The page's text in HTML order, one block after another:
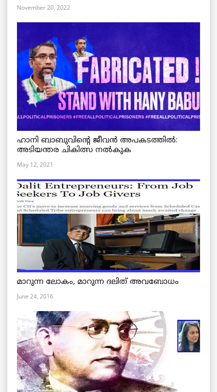
November 20, 2022
ഹാനി ബാബുവിന്റെ ജീവൻ അപകടത്തിൽ:
അടിയന്തര ചികിത്സ നൽകുക
May 12, 2021
മാറുന്ന ലോകം, മാറുന്ന ദലിത് അവബോധം
June 24, 2016